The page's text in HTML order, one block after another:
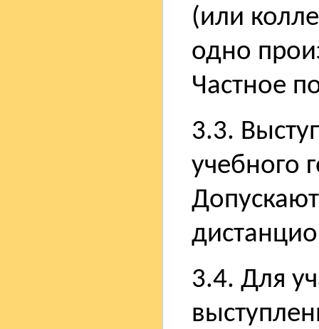
(или
одно
Частное
3.3.
учебного
3.4. Для